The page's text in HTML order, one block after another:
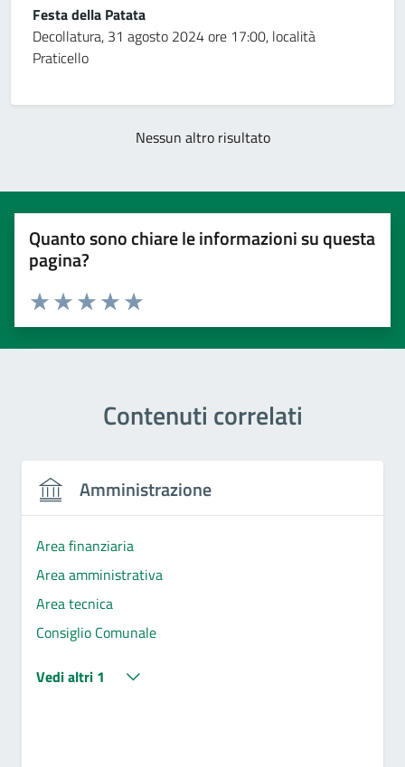
Festa della Patata
Decollatura, 31 agosto 2024 ore 17:00, località
Praticello
Nessun altro risultato
Quanto sono chiare le informazioni su questa
pagina?
Valuta 5 stelle su 5
Valuta 4 stelle su 5
Valuta 3 stelle su 5
Valuta 2 stelle su 5
Valuta 1 stelle su 5
Contenuti correlati
Amministrazione
Area finanziaria
Area amministrativa
Area tecnica
Consiglio Comunale
Vedi altri 1